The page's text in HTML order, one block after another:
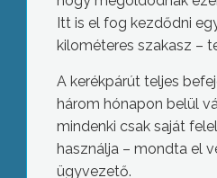
Itt is el fog kezdődni
kilométeres szakasz –
A kerékpárút teljes
három hónapon belül
mindenki csak saját
használja – mondta el
ügyvezető.